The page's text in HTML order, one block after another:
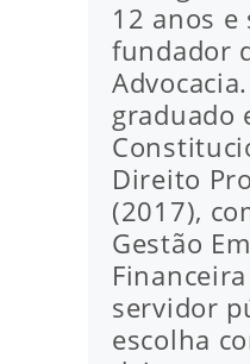
12 anos e
fundador
graduado
Direito
(2017),
Gestão
servidor
escolha